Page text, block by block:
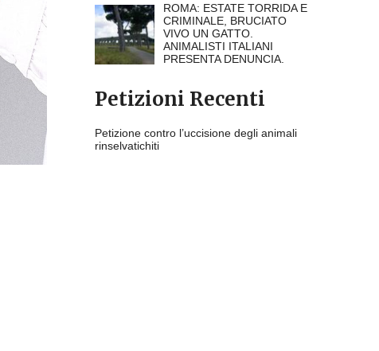
ROMA: ESTATE TORRIDA E
CRIMINALE, BRUCIATO
VIVO UN GATTO.
ANIMALISTI ITALIANI
PRESENTA DENUNCIA.
Petizioni Recenti
Petizione contro l’uccisione degli animali
rinselvatichiti